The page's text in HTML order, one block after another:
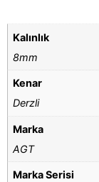
Kalınlık
8mm
Kenar
Derzli
Marka
AGT
Marka Serisi